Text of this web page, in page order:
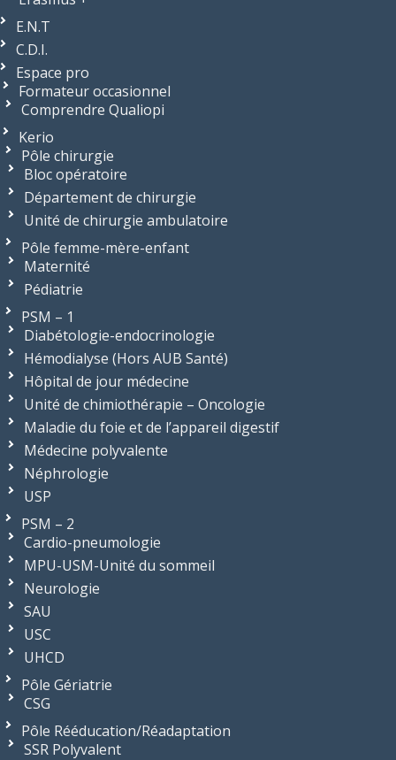
E.N.T
C.D.I.
Espace pro
Formateur occasionnel
Comprendre Qualiopi
Kerio
Pôle chirurgie
Bloc opératoire
Département de chirurgie
Unité de chirurgie ambulatoire
Pôle femme-mère-enfant
Maternité
Pédiatrie
PSM – 1
Diabétologie-endocrinologie
Hémodialyse (Hors AUB Santé)
Hôpital de jour médecine
Unité de chimiothérapie – Oncologie
Maladie du foie et de l’appareil digestif
Médecine polyvalente
Néphrologie
USP
PSM – 2
Cardio-pneumologie
MPU-USM-Unité du sommeil
Neurologie
SAU
USC
UHCD
Pôle Gériatrie
CSG
Pôle Rééducation/Réadaptation
SSR Polyvalent